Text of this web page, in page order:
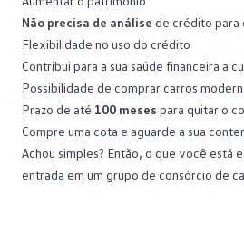
Não precisa de análise de crédito para
Flexibilidade no uso do crédito
Contribui para a sua saúde financeira a
Possibilidade de comprarcarros
Prazo de até 100 meses para quitar o
Compre uma cota e aguarde a sua
Achou simples? Então, o que você está
entrada em um grupo de consórcio de